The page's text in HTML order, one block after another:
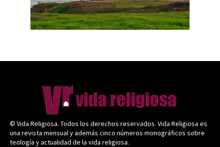
© Vida Religiosa. Todos los derechos reservados. Vida Religiosa es
una revista mensual y además cinco números monográficos sobre
teología y actualidad de la vida religiosa.